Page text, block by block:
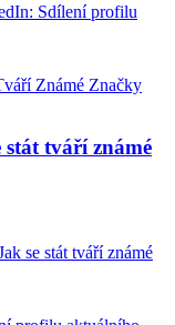
Sdílení profilu
stát tváří známé
se stát tváří známé